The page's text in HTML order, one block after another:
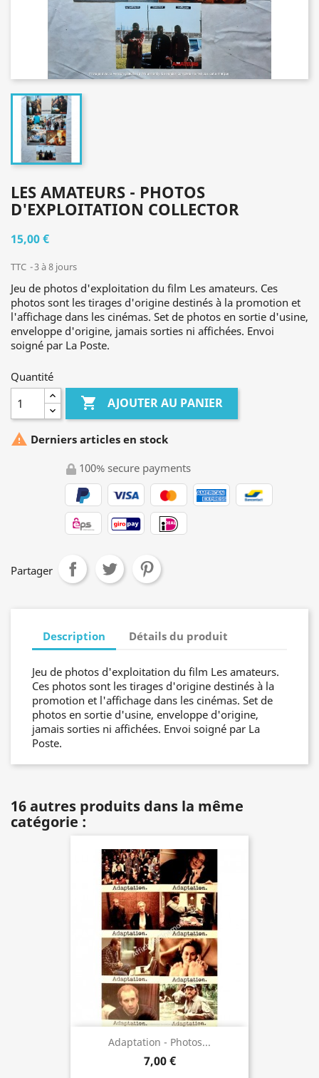
LES AMATEURS - PHOTOS
D'EXPLOITATION COLLECTOR
15,00 €
TTC 3 à 8 jours
Jeu de photos d'exploitation du film Les amateurs. Ces
photos sont les tirages d'origine destinés à la promotion et
l'affichage dans les cinémas. Set de photos en sortie d'usine,
enveloppe d'origine, jamais sorties ni affichées. Envoi
soigné par La Poste.
Quantité
 AJOUTER AU PANIER
 Derniers articles en stock
100% secure payments
Partager
Description Détails du produit
Jeu de photos d'exploitation du film Les amateurs.
Ces photos sont les tirages d'origine destinés à la
promotion et l'affichage dans les cinémas. Set de
photos en sortie d'usine, enveloppe d'origine,
jamais sorties ni affichées. Envoi soigné par La
Poste.
16 autres produits dans la même
catégorie :
Adaptation - Photos...
7,00 €